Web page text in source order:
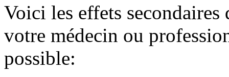
Voici les effets
votre médecin ou
possible: